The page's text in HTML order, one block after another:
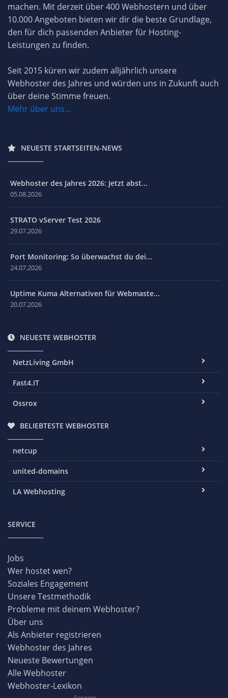
machen. Mit derzeit über 400 Webhostern und über
10.000 Angeboten bieten wir dir die beste Grundlage,
den für dich passenden Anbieter für Hosting-
Leistungen zu finden.
Seit 2015 küren wir zudem alljährlich unsere
Webhoster des Jahres und würden uns in Zukunft auch
über deine Stimme freuen.
Mehr über uns...
NEUESTE STARTSEITEN-NEWS
Webhoster des Jahres 2026: Jetzt abst...
05.08.2026
STRATO vServer Test 2026
29.07.2026
Port Monitoring: So überwachst du dei...
24.07.2026
Uptime Kuma Alternativen für Webmaste...
20.07.2026
NEUESTE WEBHOSTER
NetzLiving GmbH
Fast4.IT
Ossrox
BELIEBTESTE WEBHOSTER
netcup
united-domains
LA Webhosting
SERVICE
Jobs
Wer hostet wen?
Soziales Engagement
Unsere Testmethodik
Probleme mit deinem Webhoster?
Über uns
Als Anbieter registrieren
Webhoster des Jahres
Neueste Bewertungen
Alle Webhoster
Webhoster-Lexikon